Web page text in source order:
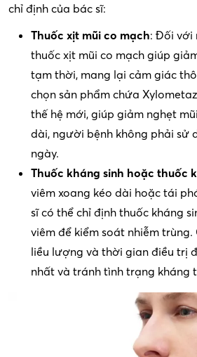
chỉ định của bác sĩ:
Thuốc xịt mũi co mạch: Đối với
thuốc xịt mũi co mạch giúp
tạm thời, mang lại cảm giác
chọn sản phẩm chứa
thế hệ mới, giúp giảm nghẹt
dài, người bệnh không phải sử
ngày.
Thuốc kháng sinh hoặc thuốc
viêm xoang kéo dài hoặc tái
sĩ có thể chỉ định thuốc kháng
viêm để kiểm soát nhiễm
liều lượng và thời gian điều trị
nhất và tránh tình trạng kháng